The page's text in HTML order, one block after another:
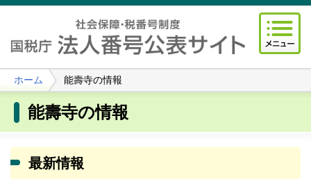
ホーム 能壽寺の情報
能壽寺の情報
最新情報